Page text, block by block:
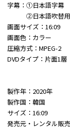
字幕：①日本語字幕
②日本語吹替用
画面サイズ：16:09
画面色：カラー
圧縮方式：MPEG-2
DVDタイプ：片面1層
製作年：2020年
製作国：韓国
サイズ：16:09
発売元・レンタル販